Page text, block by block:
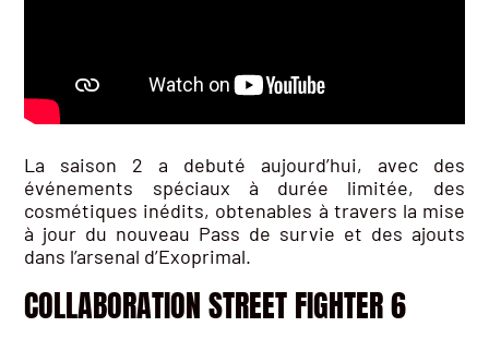
La saison 2 a debuté aujourd’hui, avec des
événements spéciaux à durée limitée, des
cosmétiques inédits, obtenables à travers la mise
à jour du nouveau Pass de survie et des ajouts
dans l’arsenal d’Exoprimal.
COLLABORATION STREET FIGHTER 6